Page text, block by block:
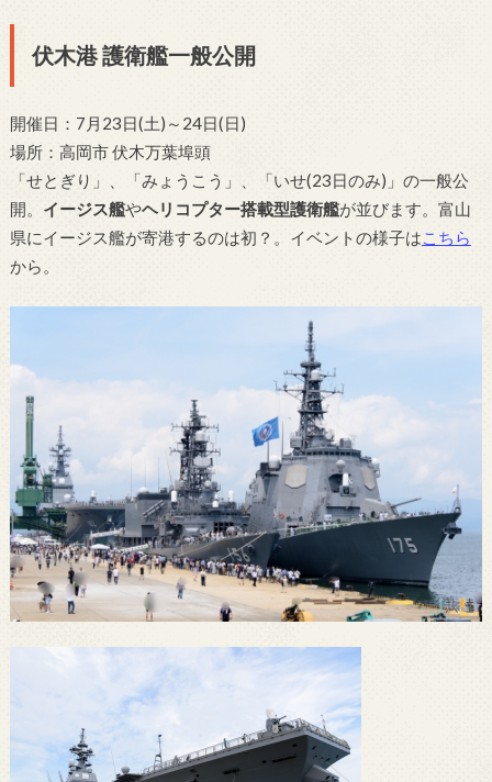
伏木港 護衛艦一般公開
開催日：7月23日(土)～24日(日)
場所：高岡市 伏木万葉埠頭
「せとぎり」、「みょうこう」、「いせ(23日のみ)」の一般公
開。 イージス艦やヘリコプター搭載型護衛艦が並びます。富山
県にイージス艦が寄港するのは初？。イベントの様子はこちら
から。